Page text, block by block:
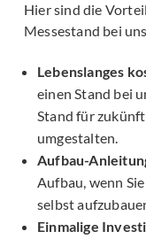
Hier sind die
Messestand bei
Lebenslanges
einen Stand bei
Stand für
umgestalten.
Aufbau-
Aufbau, wenn
selbst
Einmalige